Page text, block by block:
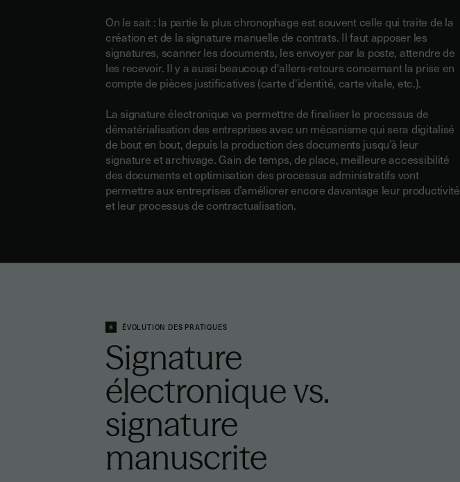
On le sait : la partie la plus chronophage est souvent celle qui traite de la
création et de la signature manuelle de contrats. Il faut apposer les
signatures, scanner les documents, les envoyer par la poste, attendre de
les recevoir. Il y a aussi beaucoup d'allers-retours concernant la prise en
compte de pièces justificatives (carte d'identité, carte vitale, etc.).
La signature électronique va permettre definaliser le processus de
dématérialisation des entreprises avec un mécanisme qui sera digitalisé
de bout en bout, depuis la production des documents jusqu’à leur
signature et archivage. Gain de temps, de place, meilleure accessibilité
des documents et optimisation des processus administratifs vont
permettre aux entreprises d’améliorer encore davantage leur productivité
et leur processus de contractualisation.
ÉVOLUTION DES PRATIQUES
Signature
électronique vs.
signature
manuscrite